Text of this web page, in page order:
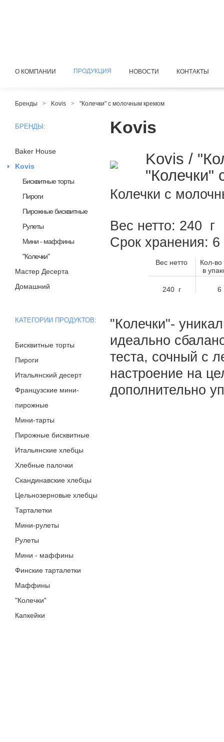
О КОМПАНИИ ПРОДУКЦИЯ НОВОСТИ КОНТАКТЫ
Бренды > Kovis > "Колечки" с молочным кремом
Kovis
Kovis /
"Колечки"
Колечки с
Вес нетто: 240 г
Срок хранения:
Вес нетто
Кол-во
в
240 г 6
"Колечки"-
идеально
теста, сочный с
настроение на
дополнительно
БРЕНДЫ:
Baker House
Kovis
Бисквитные торты
Пироги
Пирожные бисквитные
Рулеты
Мини - маффины
"Колечки"
Мастер Десерта
Домашний
КАТЕГОРИИ ПРОДУКТОВ:
Бисквитные торты
Пироги
Итальянский десерт
Французские мини-
пирожные
Мини-тарты
Пирожные бисквитные
Итальянские хлебцы
Хлебные палочки
Скандинавские хлебцы
Цельнозерновые хлебцы
Тарталетки
Мини-рулеты
Рулеты
Мини - маффины
Финские тарталетки
Маффины
"Колечки"
Капкейки